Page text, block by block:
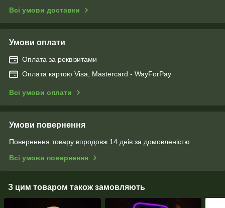
Всі умови доставки
Умови оплати
Оплата за реквізитами
Оплата картою Visa, Mastercard - WayForPay
Всі умови оплати
Умови повернення
Повернення товару впродовж 14 днів за домовленістю
Всі умови повернення
З цим товаром також замовляють